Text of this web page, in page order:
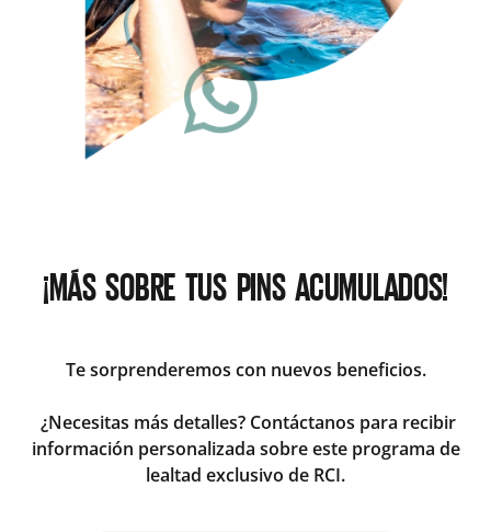
¡MÁS SOBRE TUS PINS ACUMULADOS!
Te sorprenderemos con nuevos beneficios.
¿Necesitas más detalles? Contáctanos para recibir
información personalizada sobre este programa de
lealtad exclusivo de RCI.